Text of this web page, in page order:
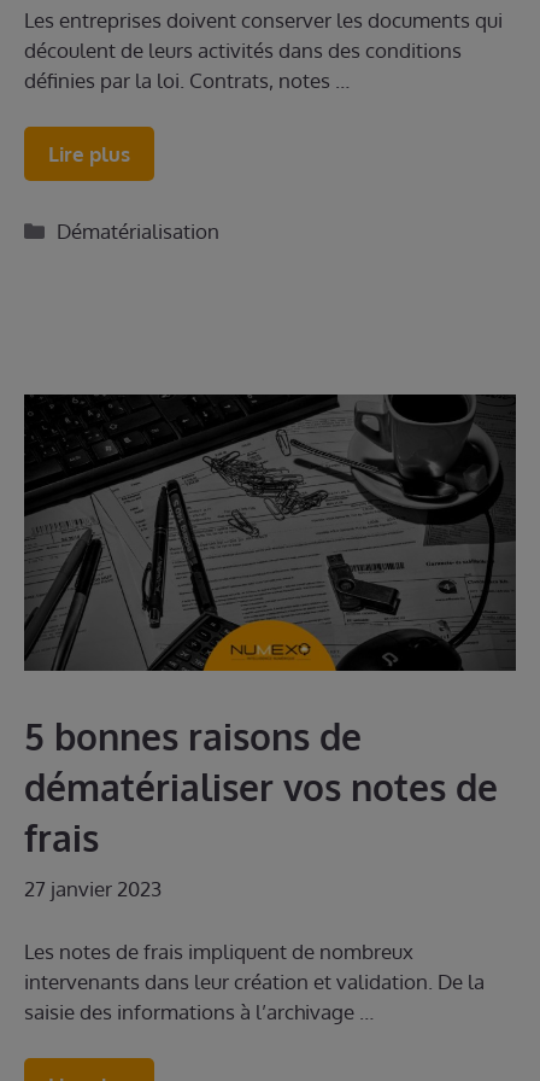
Les entreprises doivent conserver les documents qui
découlent de leurs activités dans des conditions
définies par la loi. Contrats, notes …
Lire plus
Catégories
Dématérialisation
5 bonnes raisons de
dématérialiser vos notes de
frais
27 janvier 2023
Les notes de frais impliquent de nombreux
intervenants dans leur création et validation. De la
saisie des informations à l’archivage …